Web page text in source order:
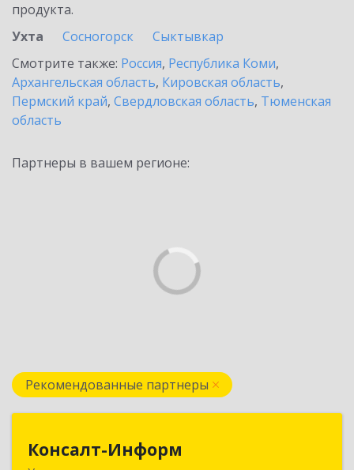
продукта.
Ухта
Сосногорск
Сыктывкар
Смотрите также: Россия, Республика Коми,
Архангельская область, Кировская область,
Пермский край, Свердловская область, Тюменская
область
Партнеры в вашем регионе:
Рекомендованные партнеры
Консалт-Информ